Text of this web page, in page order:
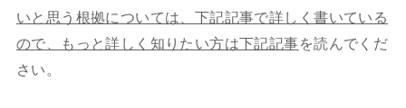
いと思う根拠については、下記記事で詳しく書いている
ので、もっと詳しく知りたい方は下記記事を読んでくだ
さい。